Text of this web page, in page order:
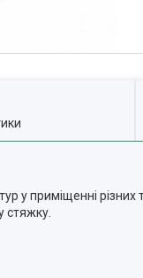
приміщенні різних
стяжку.